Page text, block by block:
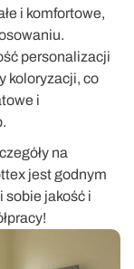
i komfortowe,
personalizacji
koloryzacji, co
i
na
jest godnym
sobie jakość i